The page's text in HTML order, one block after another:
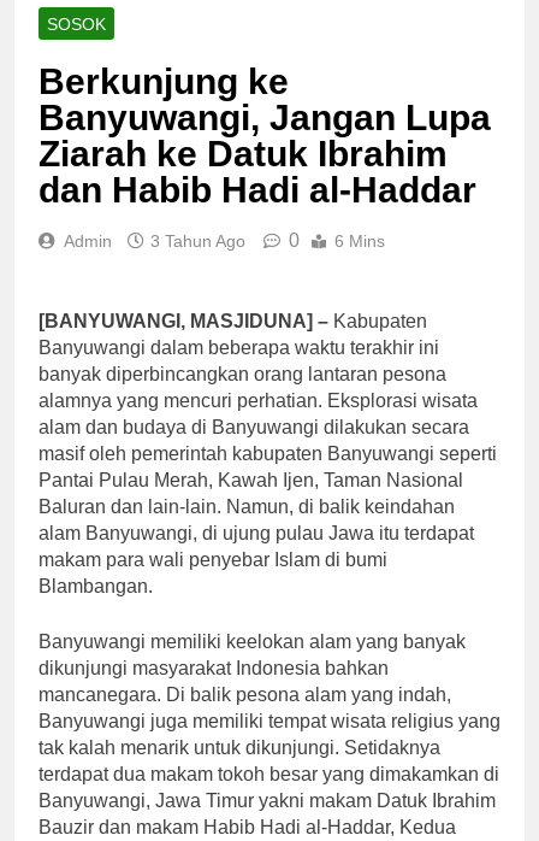
SOSOK
Berkunjung ke
Banyuwangi, Jangan Lupa
Ziarah ke Datuk Ibrahim
dan Habib Hadi al-Haddar
Admin 3 Tahun Ago 0 6 Mins
[BANYUWANGI, MASJIDUNA] – Kabupaten
Banyuwangi dalam beberapa waktu terakhir ini
banyak diperbincangkan orang lantaran pesona
alamnya yang mencuri perhatian. Eksplorasi wisata
alam dan budaya di Banyuwangi dilakukan secara
masif oleh pemerintah kabupaten Banyuwangi seperti
Pantai Pulau Merah, Kawah Ijen, Taman Nasional
Baluran dan lain-lain. Namun, di balik keindahan
alam Banyuwangi, di ujung pulau Jawa itu terdapat
makam para wali penyebar Islam di bumi
Blambangan.
Banyuwangi memiliki keelokan alam yang banyak
dikunjungi masyarakat Indonesia bahkan
mancanegara. Di balik pesona alam yang indah,
Banyuwangi juga memiliki tempat wisata religius yang
tak kalah menarik untuk dikunjungi. Setidaknya
terdapat dua makam tokoh besar yang dimakamkan di
Banyuwangi, Jawa Timur yakni makam Datuk Ibrahim
Bauzir dan makam Habib Hadi al-Haddar, Kedua